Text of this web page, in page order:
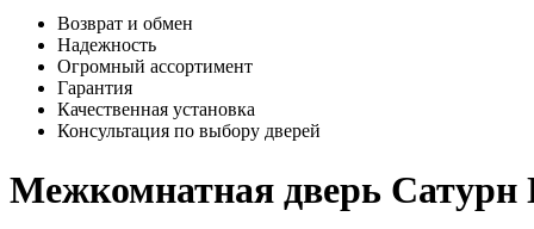
Возврат и обмен
Надежность
Огромный ассортимент
Гарантия
Качественная установка
Консультация по выбору дверей
Межкомнатная дверь